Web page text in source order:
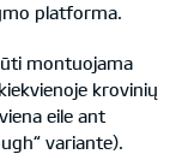
platforma.
montuojama
krovinių
eile ant
variante).